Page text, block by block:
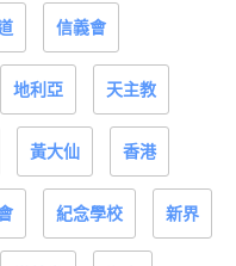
信義會
地利亞 天主教
黃大仙 香港
紀念學校 新界